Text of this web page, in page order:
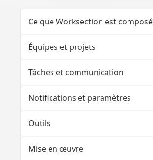
Ce que Worksection est composé
Équipes et projets
Tâches et communication
Notifications et paramètres
Outils
Mise en œuvre